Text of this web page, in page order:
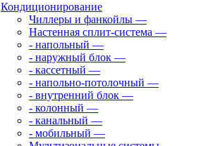
Кондиционирование
Чиллеры и фанкойлы —
Настенная сплит-система —
- напольный —
- наружный блок —
- кассетный —
- напольно-потолочный —
- внутренний блок —
- колонный —
- канальный —
- мобильный —